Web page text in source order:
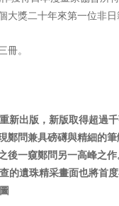
大獎二十年來第一位非日
冊。
新出版，新版取得超過
鄭問兼具磅礡與精細的
後一窺鄭問另一高峰之作
的遺珠精采畫面也將首度